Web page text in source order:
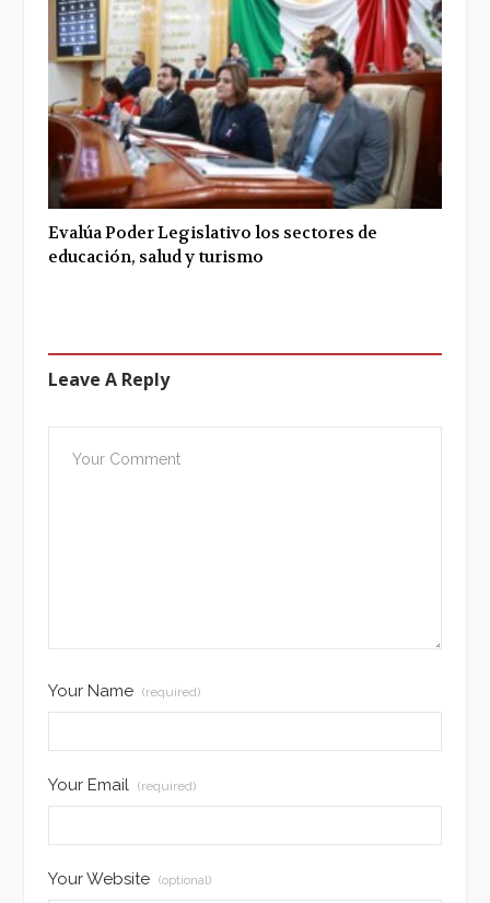
Evalúa Poder Legislativo los sectores de
educación, salud y turismo
Leave A Reply
Your Name (required)
Your Email (required)
Your Website (optional)